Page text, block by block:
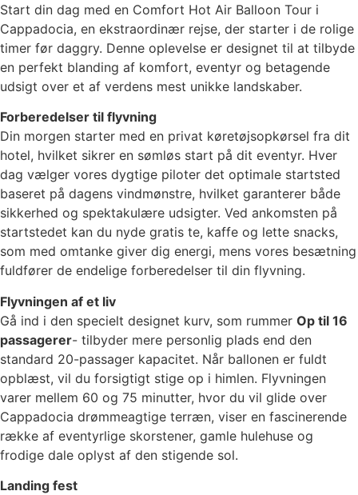
Start din dag med en Comfort Hot Air Balloon Tour i
Cappadocia, en ekstraordinær rejse, der starter i de rolige
timer før daggry. Denne oplevelse er designet til at tilbyde
en perfekt blanding af komfort, eventyr og betagende
udsigt over et af verdens mest unikke landskaber.
Forberedelser til flyvning
Din morgen starter med en privat køretøjsopkørsel fra dit
hotel, hvilket sikrer en sømløs start på dit eventyr. Hver
dag vælger vores dygtige piloter det optimale startsted
baseret på dagens vindmønstre, hvilket garanterer både
sikkerhed og spektakulære udsigter. Ved ankomsten på
startstedet kan du nyde gratis te, kaffe og lette snacks,
som med omtanke giver dig energi, mens vores besætning
fuldfører de endelige forberedelser til din flyvning.
Flyvningen af et liv
Gå ind i den specielt designet kurv, som rummer Op til 16
passagerer- tilbyder mere personlig plads end den
standard 20-passager kapacitet. Når ballonen er fuldt
opblæst, vil du forsigtigt stige op i himlen. Flyvningen
varer mellem 60 og 75 minutter, hvor du vil glide over
Cappadocia drømmeagtige terræn, viser en fascinerende
række af eventyrlige skorstener, gamle hulehuse og
frodige dale oplyst af den stigende sol.
Landing fest